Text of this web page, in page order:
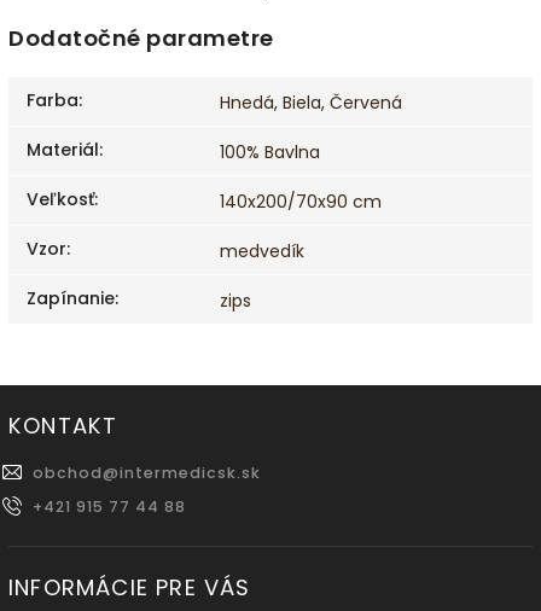
Dodatočné parametre
Farba: Hnedá, Biela, Červená
Materiál:
100% Bavlna
Veľkosť:
140x200/70x90 cm
Vzor:
medvedík
Zapínanie: zips
KONTAKT
obchod@intermedicsk.sk
+421 915 77 44 88
INFORMÁCIE PRE VÁS